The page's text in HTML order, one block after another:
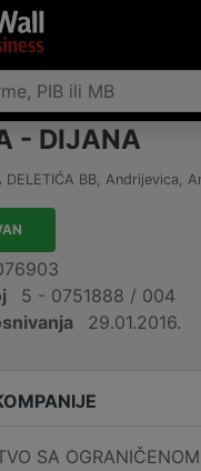
ocjena
- DIJANA
DELETIĆA BB, Andrijevica,
5 - 0751888 / 004
29.01.2016.
SA OGRANIČENOM